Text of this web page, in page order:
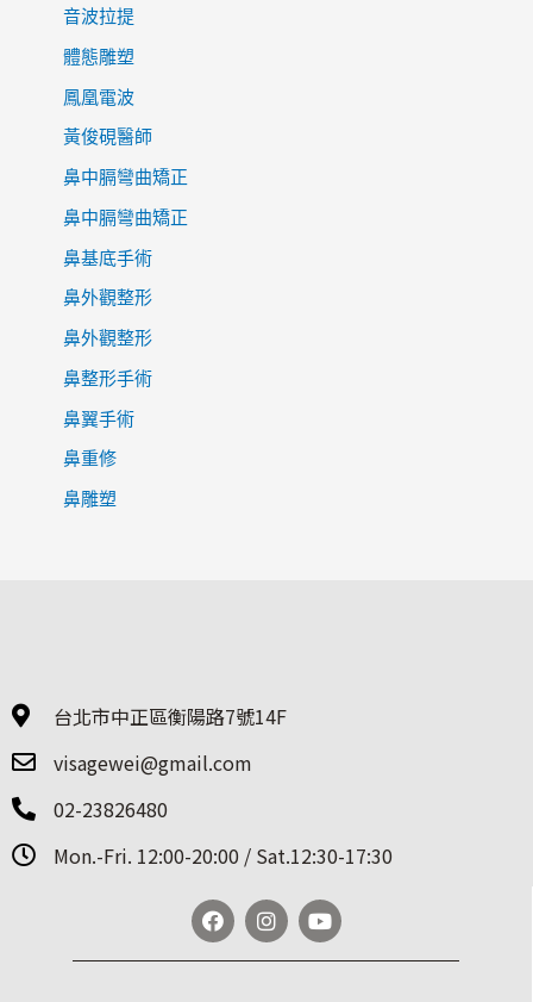
音波拉提
體態雕塑
鳳凰電波
黃俊硯醫師
鼻中膈彎曲矯正
鼻中膈彎曲矯正
鼻基底手術
鼻外觀整形
鼻外觀整形
鼻整形手術
鼻翼手術
鼻重修
鼻雕塑
台北市中正區衡陽路7號14F
visagewei@gmail.com
02-23826480
Mon.-Fri. 12:00-20:00 / Sat.12:30-17:30